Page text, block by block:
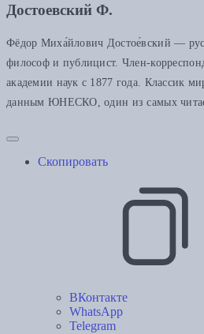
Достоевский Ф.
Фёдор Миха́йлович Достое́вский —
философ и публицист. Член-
академии наук с 1877 года. Классик
данным ЮНЕСКО, один из самых
Скопировать
ВКонтакте
WhatsApp
Telegram